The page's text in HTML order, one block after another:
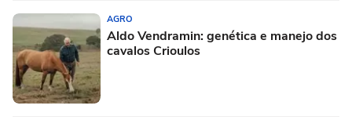
AGRO
Aldo Vendramin: genética e manejo dos
cavalos Crioulos